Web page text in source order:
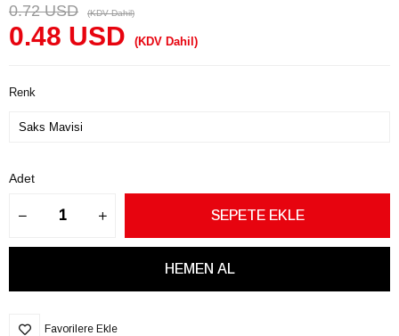
0.72 USD (KDV Dahil)
0.48 USD (KDV Dahil)
Renk
Adet
Favorilere Ekle